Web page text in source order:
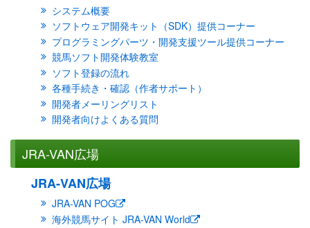
システム概要
ソフトウェア開発キット（SDK）提供コーナー
プログラミングパーツ・開発支援ツール提供コーナー
競馬ソフト開発体験教室
ソフト登録の流れ
各種手続き・確認（作者サポート）
開発者メーリングリスト
開発者向けよくある質問
JRA-VAN広場
JRA-VAN広場
JRA-VAN POG
海外競馬サイト JRA-VAN World